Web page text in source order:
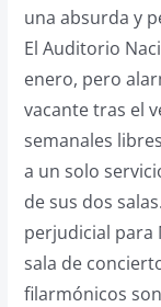
una absurda y
El Auditorio
enero, pero
vacante tras el
semanales
a un solo
de sus dos
perjudicial para
sala de
filarmónicos